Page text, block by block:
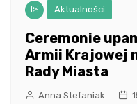
Aktualności
Ceremonie
Armii Krajowej
Rady Miasta
Anna Stefaniak